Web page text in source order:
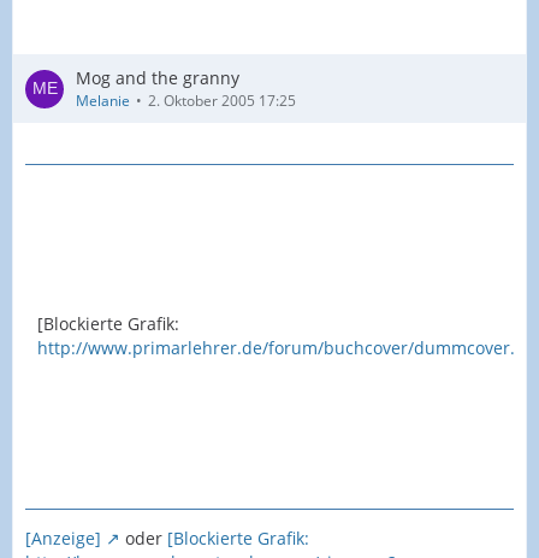
Mog and the granny
Melanie 2. Oktober 2005 17:25
[Blockierte Grafik:
http://www.primarlehrer.de/forum/buchcover/dummcover.gif
[Anzeige] oder [Blockierte Grafik: